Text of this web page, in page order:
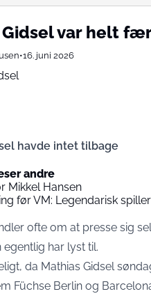
var helt
•16. juni 2026
havde intet tilbage
andre
Mikkel Hansen
før VM: Legendarisk
ofte om at presse sig
har lyst til.
da Mathias Gidsel
Füchse Berlin og